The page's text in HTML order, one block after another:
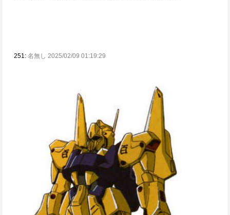
251: 名無し 2025/02/09 01:19:29